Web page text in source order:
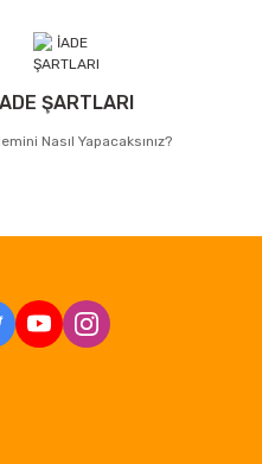
ŞARTLARI
Nasıl Yapacaksınız?